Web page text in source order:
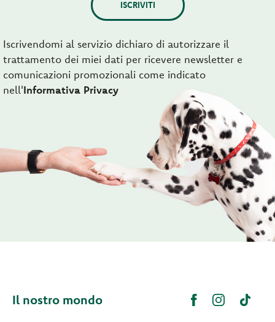
ISCRIVITI
Iscrivendomi al servizio dichiaro di autorizzare il
trattamento dei miei dati per ricevere newsletter e
comunicazioni promozionali come indicato
nell'Informativa Privacy
Il nostro mondo